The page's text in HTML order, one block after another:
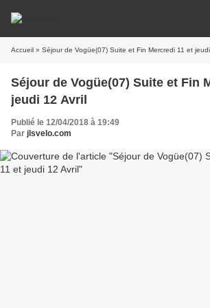
Accueil » Séjour de Vogüe(07) Suite et Fin Mercredi 11 et
Séjour de Vogüe(07) Suite et Fin Mercredi 11 et
jeudi 12 Avril
Publié le 12/04/2018 à 19:49
Par jlsvelo.com